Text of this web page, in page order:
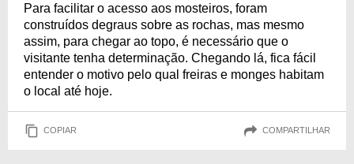
Para facilitar o acesso aos mosteiros, foram
construídos degraus sobre as rochas, mas mesmo
assim, para chegar ao topo, é necessário que o
visitante tenha determinação. Chegando lá, fica fácil
entender o motivo pelo qual freiras e monges habitam
o local até hoje.
COPIAR COMPARTILHAR